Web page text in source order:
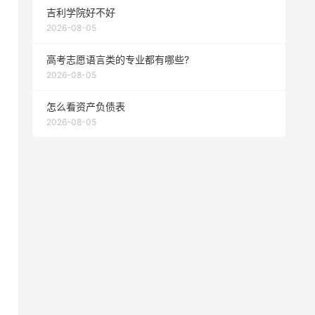
吉利学院好不好
2026-08-05
高考志愿语言类的专业都有哪些?
2026-08-05
怎么看资产负债表
2026-08-05